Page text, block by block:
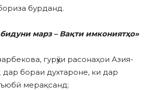
бурданд.
марз – Вақти имкониятҳо»
гурӯҳи расонаҳои Азия-
дар бораи духтароне, ки дар
мерақсанд;